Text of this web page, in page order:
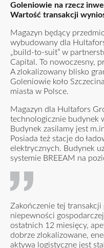
Goleniowie na rzecz
Wartość transakcji
Magazyn będący
wybudowany dla
„build-to-suit” w
Capital. To nowoczesny,
A zlokalizowany blisko
Goleniowie koło
miasta w Polsce.
Magazyn dla Hultafors
technologicznie budynek
Budynek zasilamy jest
Posiada też stacje do
elektrycznych. Budynek
systemie BREEAM na
Zakończenie tej
niepewności
ostatnich 12 miesięcy,
dobrze zlokalizowane,
aktywa logistyczne jest